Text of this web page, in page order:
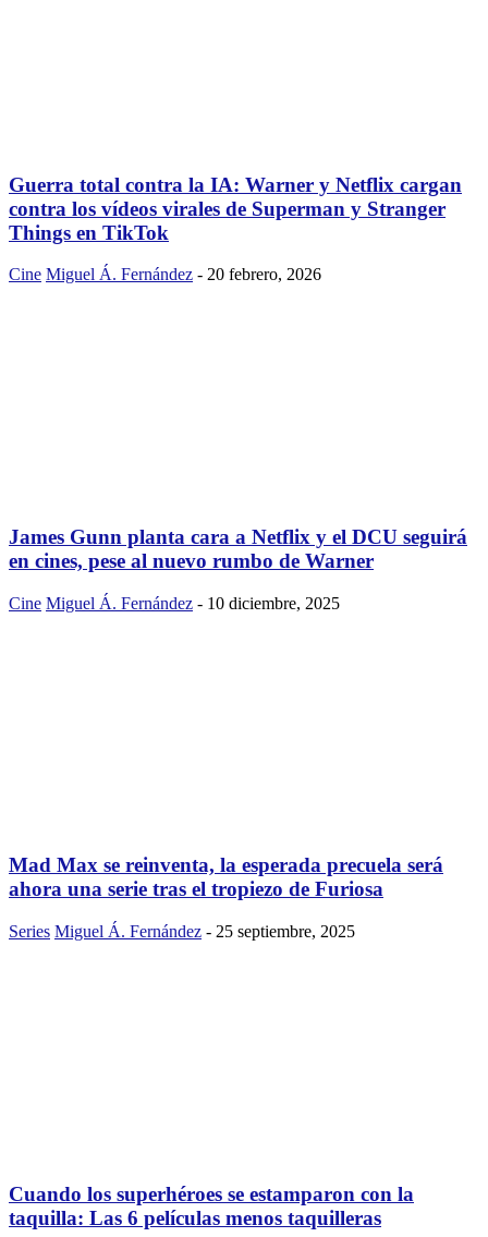
Guerra total contra la IA: Warner y Netflix cargan
contra los vídeos virales de Superman y Stranger
Things en TikTok
Cine Miguel Á. Fernández - 20 febrero, 2026
James Gunn planta cara a Netflix y el DCU seguirá
en cines, pese al nuevo rumbo de Warner
Cine Miguel Á. Fernández - 10 diciembre, 2025
Mad Max se reinventa, la esperada precuela será
ahora una serie tras el tropiezo de Furiosa
Series Miguel Á. Fernández - 25 septiembre, 2025
Cuando los superhéroes se estamparon con la
taquilla: Las 6 películas menos taquilleras